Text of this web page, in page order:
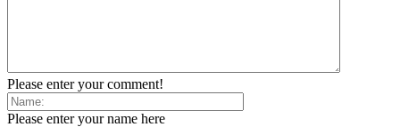
Please enter your comment!
Please enter your name here